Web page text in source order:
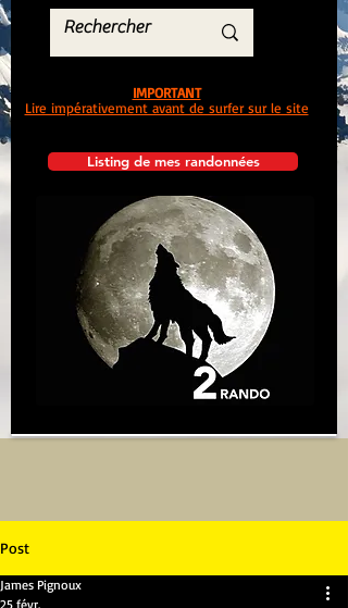
Listing de mes randonnées
IMPORTANT
Lire impérativement avant de surfer sur le site
Post
James Pignoux
25 févr.